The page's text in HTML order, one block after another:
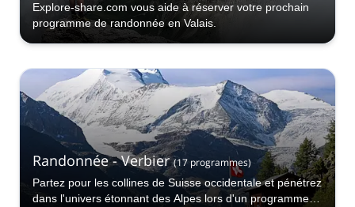
Explore-share.com vous aide à réserver votre prochain
programme de randonnée en Valais.
Randonnée - Verbier (17 programmes)
Partez pour les collines de Suisse occidentale et pénétrez
dans l'univers étonnant des Alpes lors d'un programme